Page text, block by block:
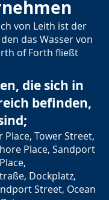
von Leith ist der
das Wasser von
of Forth fließt
die sich in
befinden,
Place, Tower Street,
Place, Sandport
Place,
Dockplatz,
Street, Ocean